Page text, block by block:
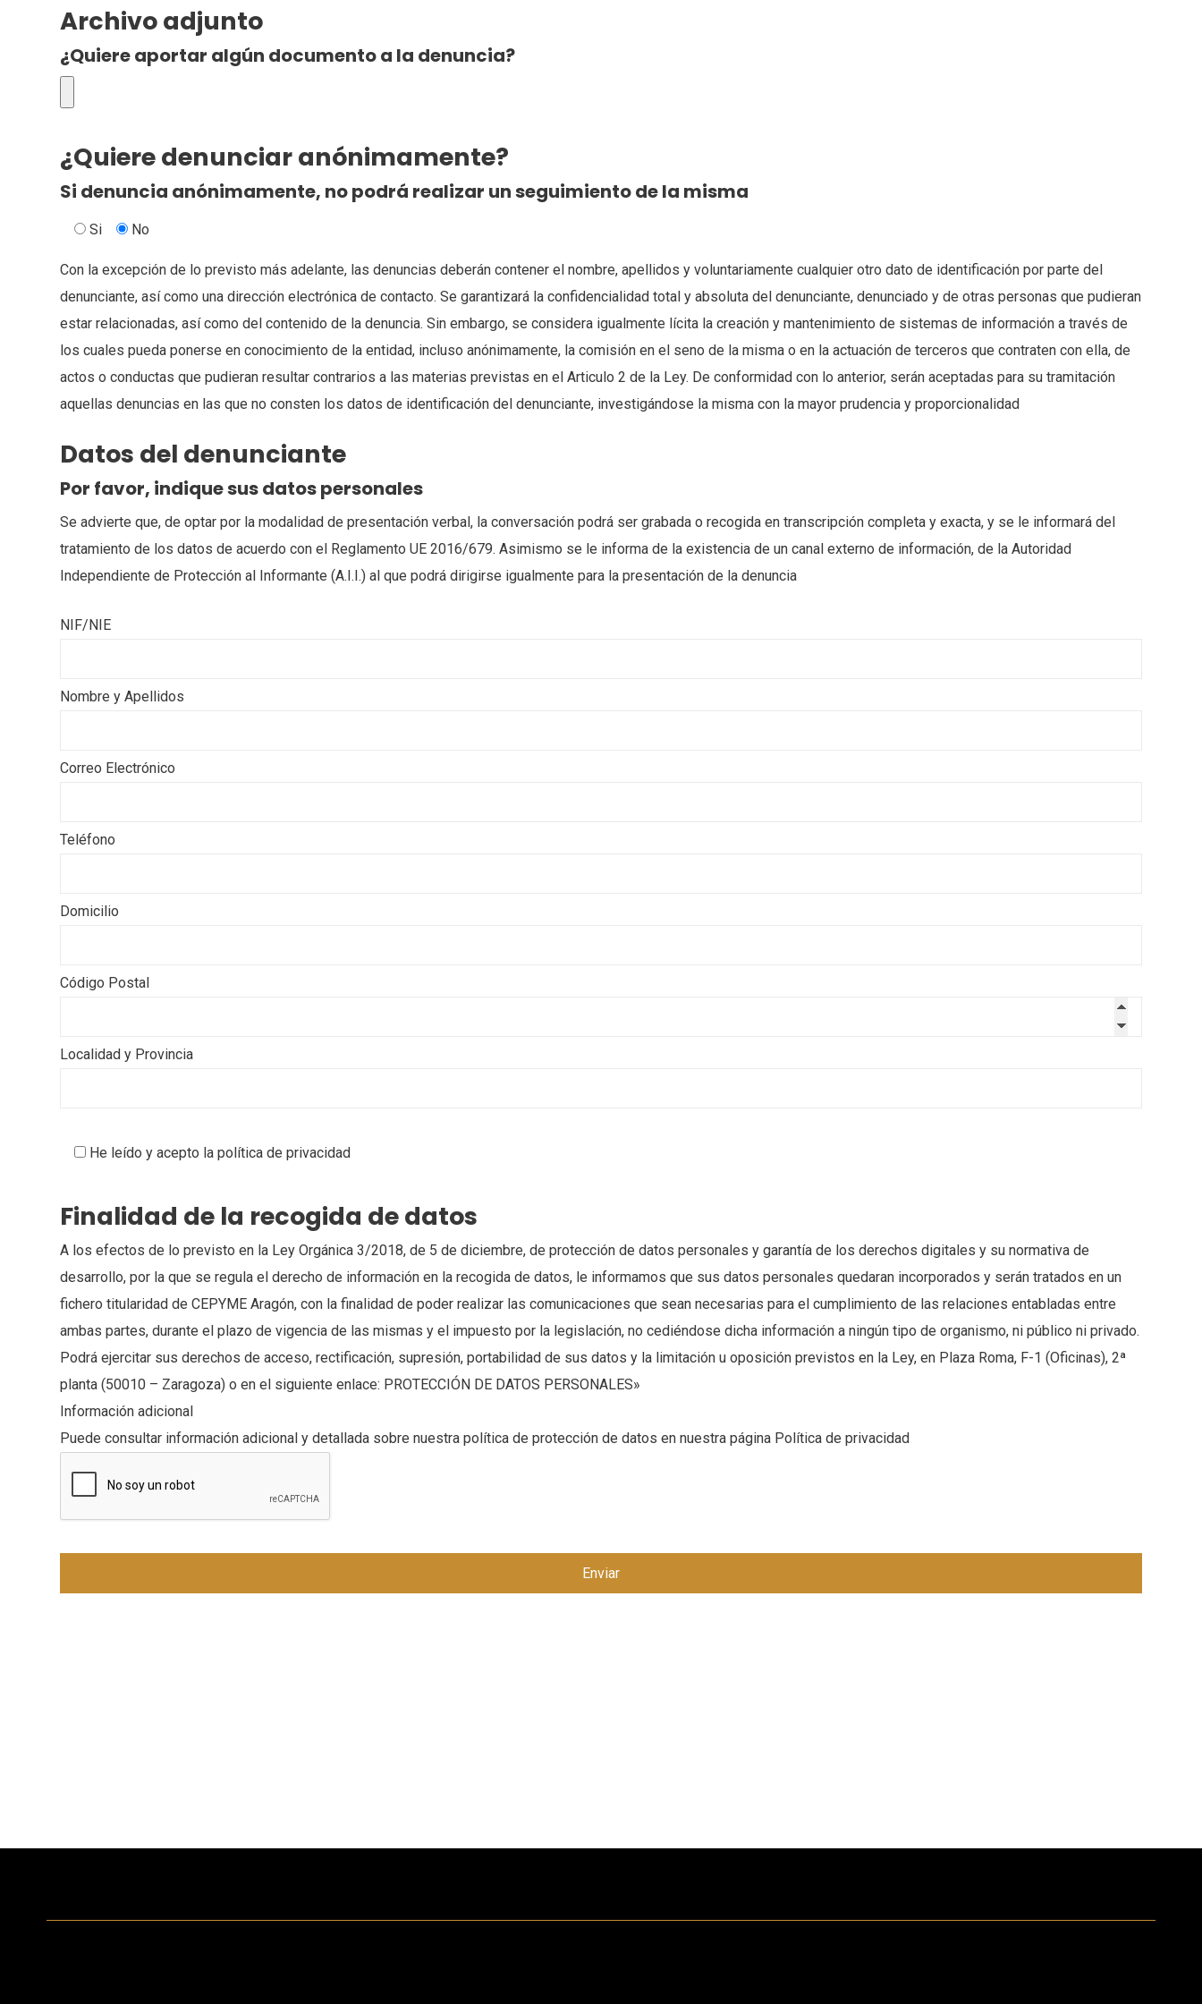
Archivo adjunto
¿Quiere aportar algún documento a la denuncia?
¿Quiere denunciar anónimamente?
Si denuncia anónimamente, no podrá realizar un seguimiento de la misma
Si No
Con la excepción de lo previsto más adelante, las denuncias deberán contener el nombre, apellidos y voluntariamente cualquier otro dato de identificación por parte del
denunciante, así como una dirección electrónica de contacto. Se garantizará la confidencialidad total y absoluta del denunciante, denunciado y de otras personas que pudieran
estar relacionadas, así como del contenido de la denuncia. Sin embargo, se considera igualmente lícita la creación y mantenimiento de sistemas de información a través de
los cuales pueda ponerse en conocimiento de la entidad, incluso anónimamente, la comisión en el seno de la misma o en la actuación de terceros que contraten con ella, de
actos o conductas que pudieran resultar contrarios a las materias previstas en el Articulo 2 de la Ley. De conformidad con lo anterior, serán aceptadas para su tramitación
aquellas denuncias en las que no consten los datos de identificación del denunciante, investigándose la misma con la mayor prudencia y proporcionalidad
Datos del denunciante
Por favor, indique sus datos personales
Se advierte que, de optar por la modalidad de presentación verbal, la conversación podrá ser grabada o recogida en transcripción completa y exacta, y se le informará del
tratamiento de los datos de acuerdo con el Reglamento UE 2016/679. Asimismo se le informa de la existencia de un canal externo de información, de la Autoridad
Independiente de Protección al Informante (A.I.I.) al que podrá dirigirse igualmente para la presentación de la denuncia
NIF/NIE
Nombre y Apellidos
Correo Electrónico
Teléfono
Domicilio
Código Postal
Localidad y Provincia
He leído y acepto la política de privacidad
Finalidad de la recogida de datos
A los efectos de lo previsto en la Ley Orgánica 3/2018, de 5 de diciembre, de protección de datos personales y garantía de los derechos digitales y su normativa de
desarrollo, por la que se regula el derecho de información en la recogida de datos, le informamos que sus datos personales quedaran incorporados y serán tratados en un
fichero titularidad de CEPYME Aragón, con la finalidad de poder realizar las comunicaciones que sean necesarias para el cumplimiento de las relaciones entabladas entre
ambas partes, durante el plazo de vigencia de las mismas y el impuesto por la legislación, no cediéndose dicha información a ningún tipo de organismo, ni público ni privado.
Podrá ejercitar sus derechos de acceso, rectificación, supresión, portabilidad de sus datos y la limitación u oposición previstos en la Ley, en Plaza Roma, F-1 (Oficinas), 2ª
planta (50010 – Zaragoza) o en el siguiente enlace: PROTECCIÓN DE DATOS PERSONALES»
Información adicional
Puede consultar información adicional y detallada sobre nuestra política de protección de datos en nuestra página Política de privacidad